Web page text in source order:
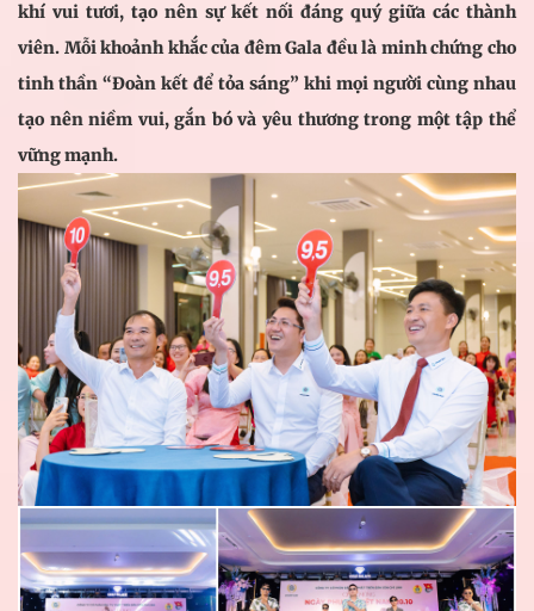
khí vui tươi, tạo nên sự kết nối đáng quý giữa các thành
viên. Mỗi khoảnh khắc của đêm Gala đều là minh chứng cho
tinh thần “Đoàn kết để tỏa sáng” khi mọi người cùng nhau
tạo nên niềm vui, gắn bó và yêu thương trong một tập thể
vững mạnh.